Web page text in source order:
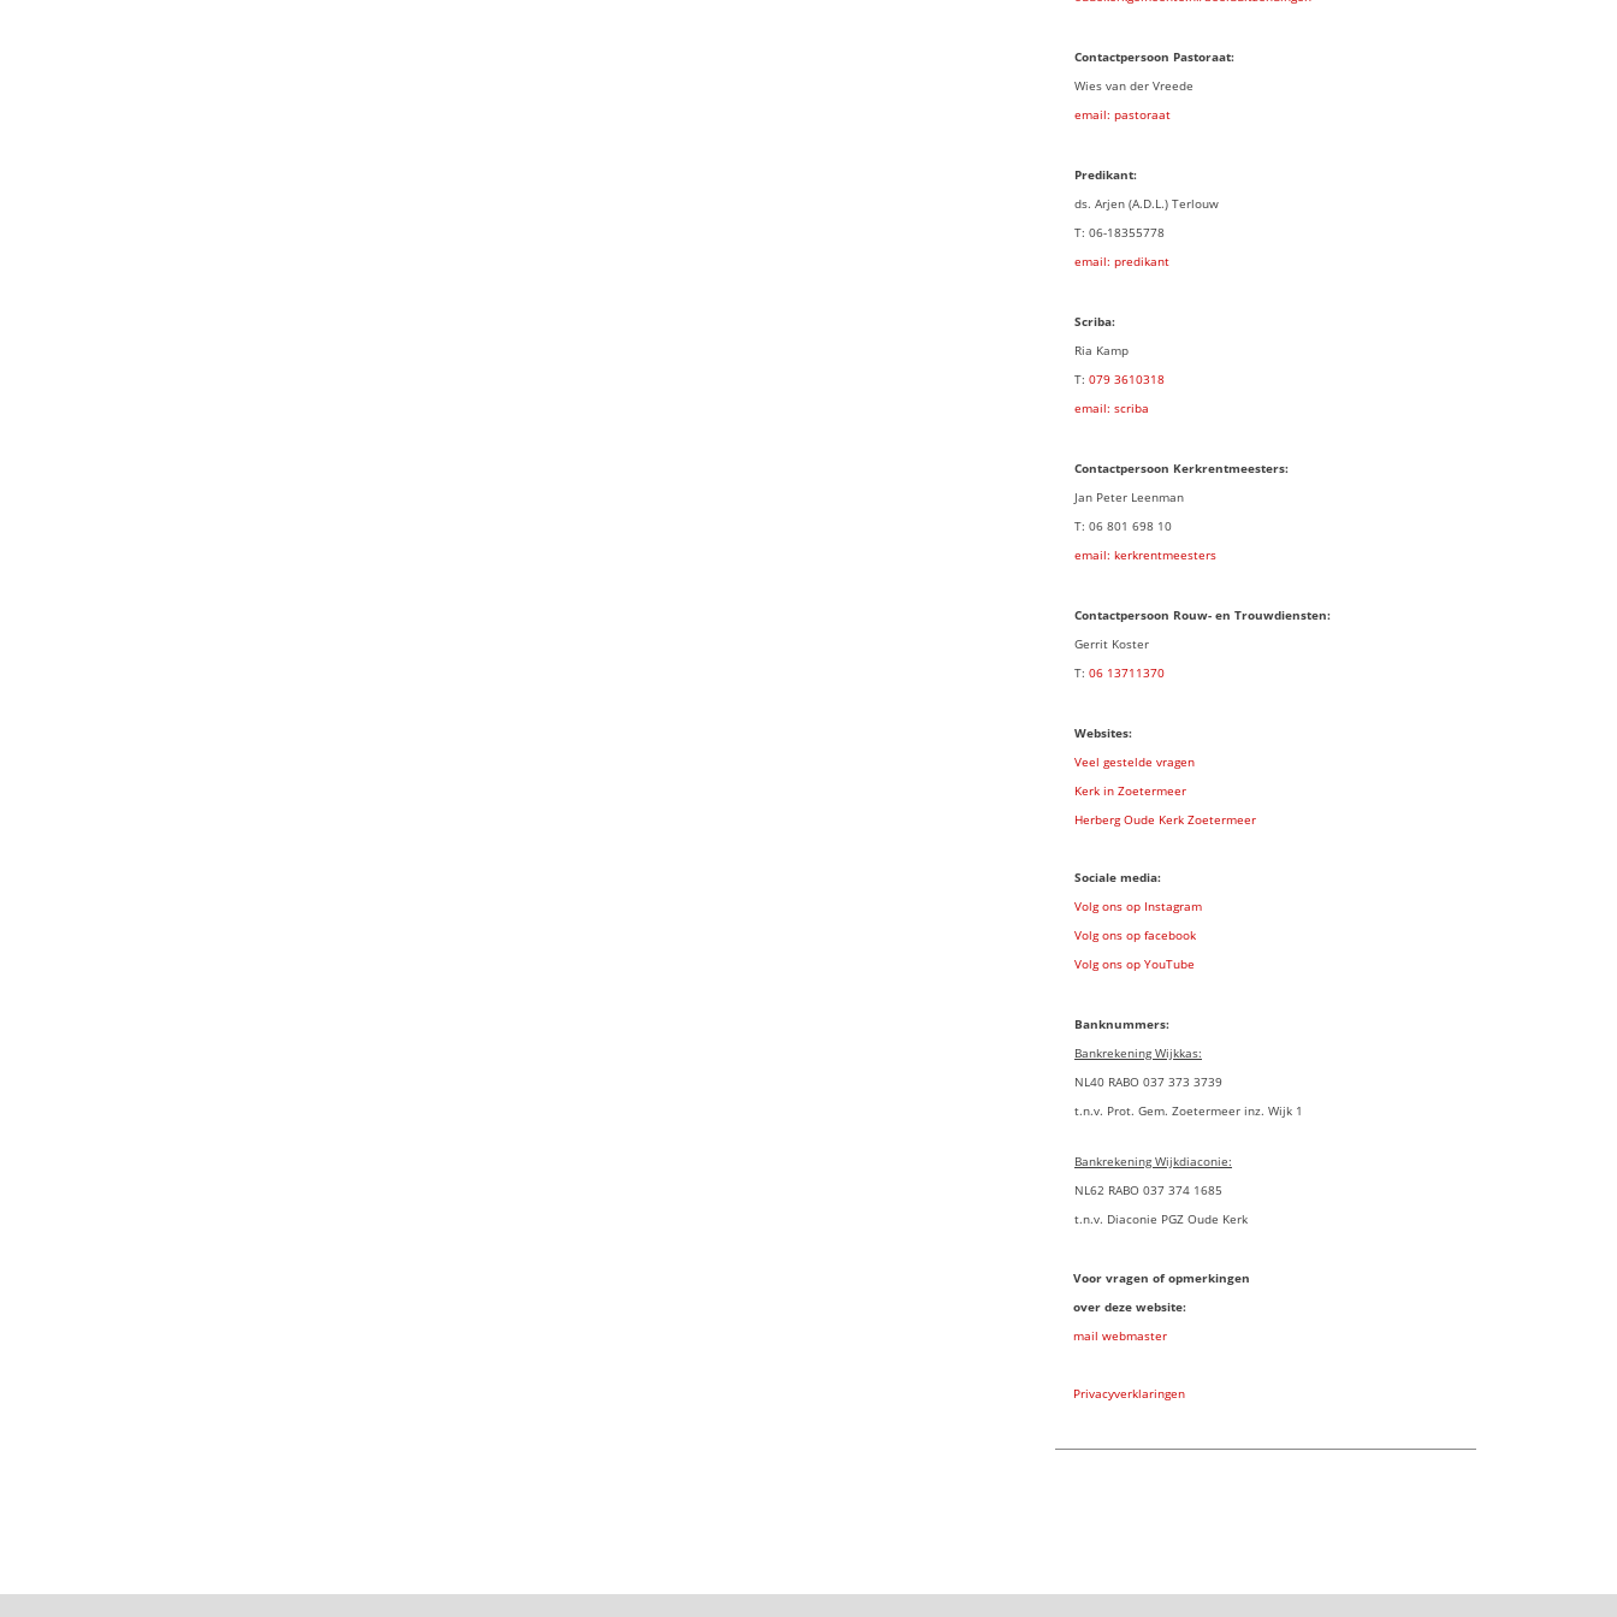
Contactpersoon Pastoraat:
Wies van der Vreede
email: pastoraat
Predikant:
ds. Arjen (A.D.L.) Terlouw
T: 06-18355778
email: predikant
Scriba:
Ria Kamp
T: 079 3610318
email: scriba
Contactpersoon Kerkrentmeesters:
Jan Peter Leenman
T: 06 801 698 10
email: kerkrentmeesters
Contactpersoon Rouw- en Trouwdiensten:
Gerrit Koster
T: 06 13711370
Websites:
Veel gestelde vragen
Kerk in Zoetermeer
Herberg Oude Kerk Zoetermeer
Sociale media:
Volg ons op Instagram
Volg ons op facebook
Volg ons op YouTube
Banknummers:
Bankrekening Wijkkas:
NL40 RABO 037 373 3739
t.n.v. Prot. Gem. Zoetermeer inz. Wijk 1
Bankrekening Wijkdiaconie:
NL62 RABO 037 374 1685
t.n.v. Diaconie PGZ Oude Kerk
Voor vragen of opmerkingen
over deze website:
mail webmaster
Privacyverklaringen